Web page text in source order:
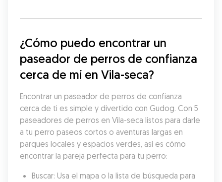
¿Cómo puedo encontrar un
paseador de perros de confianza
cerca de mí en Vila-seca?
Encontrar un paseador de perros de confianza
cerca de ti es simple y divertido con Gudog. Con 5
paseadores de perros en Vila-seca listos para darle
a tu perro paseos cortos o aventuras largas en
parques locales y espacios verdes, así es cómo
encontrar la pareja perfecta para tu perro:
Buscar: Usa el mapa o la lista de búsqueda para